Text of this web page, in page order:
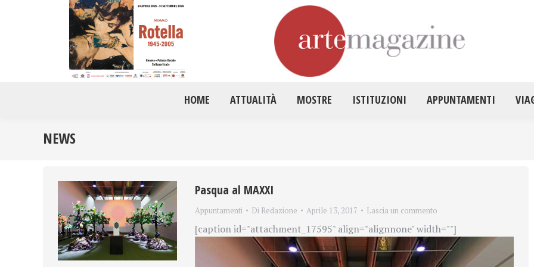
HOME ATTUALITÀ MOSTRE ISTITUZIONI APPUNTAMENTI
NEWS
Pasqua al MAXXI
Appuntamenti Di Redazione Aprile 13, 2017 Lascia un commento
[caption id="attachment_17595" align="alignnone" width=""]
HOME